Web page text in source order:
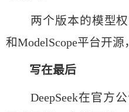
两个版本的模型权
和ModelScope平台开源
写在最后
DeepSeek在官方公